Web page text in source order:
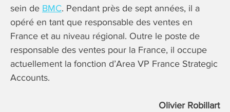
sein de BMC. Pendant près de sept années, il a
opéré en tant que responsable des ventes en
France et au niveau régional. Outre le poste de
responsable des ventes pour la France, il occupe
actuellement la fonction d’Area VP France Strategic
Accounts.
Olivier Robillart